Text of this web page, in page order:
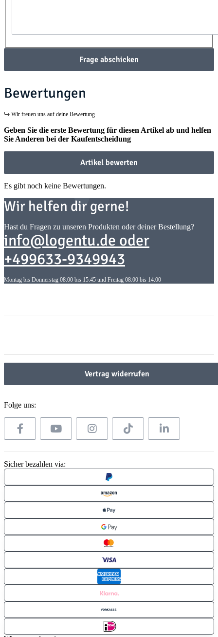
Frage abschicken
Bewertungen
Wir freuen uns auf deine Bewertung
Geben Sie die erste Bewertung für diesen Artikel ab und helfen
Sie Anderen bei der Kaufentscheidung
Artikel bewerten
Es gibt noch keine Bewertungen.
Wir helfen dir gerne!
Hast du Fragen zu unseren Produkten oder deiner Bestellung?
info@logentu.de oder
+499633-9349943
Montag bis Donnerstag 08:00 bis 15:45 und Freitag 08:00 bis 14:00
Vertrag widerrufen
Folge uns:
Sicher bezahlen via: